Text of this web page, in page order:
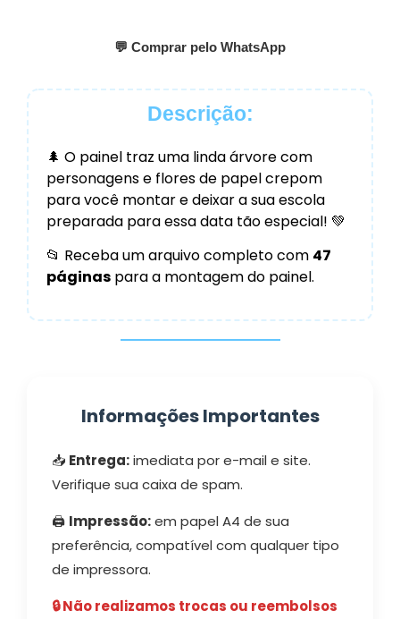
💬 Comprar pelo WhatsApp
Descrição:
🌲 O painel traz uma linda árvore com
personagens e flores de papel crepom
para você montar e deixar a sua escola
preparada para essa data tão especial! 💚
📂 Receba um arquivo completo com 47
páginas para a montagem do painel.
Informações Importantes
📥 Entrega:imediata por e-mail e site.
Verifique sua caixa de spam.
🖨️ Impressão:em papel A4 de sua
preferência, compatível com qualquer tipo
de impressora.
🔒 Não realizamos trocas ou reembolsos